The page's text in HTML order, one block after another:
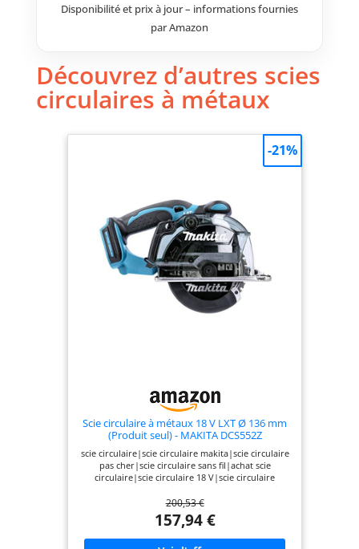
Disponibilité et prix à jour – informations fournies
par Amazon
Découvrez d’autres scies
circulaires à métaux
Scie circulaire à métaux 18 V LXT Ø 136 mm
(Produit seul) - MAKITA DCS552Z
scie circulaire|scie circulaire makita|scie circulaire
pas cher|scie circulaire sans fil|achat scie
circulaire|scie circulaire 18 V|scie circulaire
sur batterie|scie ca metaux|scie
metal|DCS552Z|DCS552
200,53 €
157,94 €
-21%